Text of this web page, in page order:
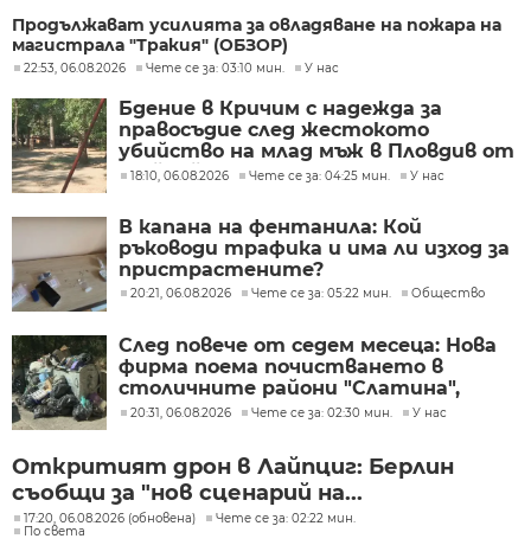
Продължават усилията за овладяване на пожара на
магистрала "Тракия" (ОБЗОР)
22:53, 06.08.2026 Чете се за: 03:10 мин. У нас
Бдение в Кричим с надежда за
правосъдие след жестокото
убийство на млад мъж в Пловдив от
тийнейджъри
18:10, 06.08.2026 Чете се за: 04:25 мин. У нас
В капана на фентанила: Кой
ръководи трафика и има ли изход за
пристрастените?
20:21, 06.08.2026 Чете се за: 05:22 мин. Общество
След повече от седем месеца: Нова
фирма поема почистването в
столичните райони "Слатина",
"Подуяне" и "Изгрев"
20:31, 06.08.2026 Чете се за: 02:30 мин. У нас
Откритият дрон в Лайпциг: Берлин
съобщи за "нов сценарий на...
17:20, 06.08.2026 (обновена)
Чете се за: 02:22 мин.
По света